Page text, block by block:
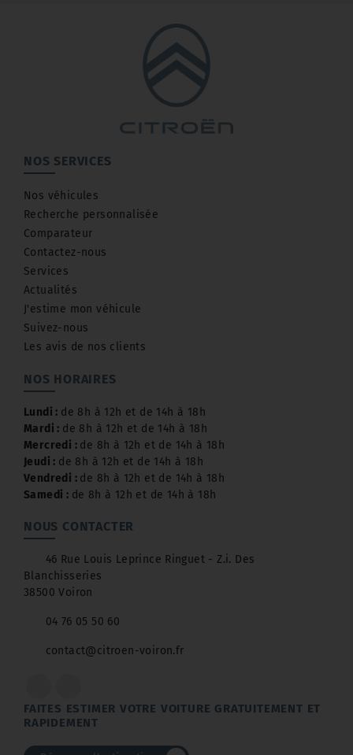
NOS SERVICES
Nos véhicules
Recherche personnalisée
Comparateur
Contactez-nous
Services
Actualités
J'estime mon véhicule
Suivez-nous
Les avis de nos clients
NOS HORAIRES
Lundi : de 8h à 12h et de 14h à 18h
Mardi : de 8h à 12h et de 14h à 18h
Mercredi : de 8h à 12h et de 14h à 18h
Jeudi : de 8h à 12h et de 14h à 18h
Vendredi : de 8h à 12h et de 14h à 18h
Samedi : de 8h à 12h et de 14h à 18h
NOUS CONTACTER
46 Rue Louis Leprince Ringuet - Z.i. Des
Blanchisseries
38500 Voiron
04 76 05 50 60
contact@citroen-voiron.fr
FAITES ESTIMER VOTRE VOITURE GRATUITEMENT ET
RAPIDEMENT